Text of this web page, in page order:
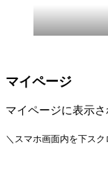
マイページ
マイページに表示
＼スマホ画面内を下ス